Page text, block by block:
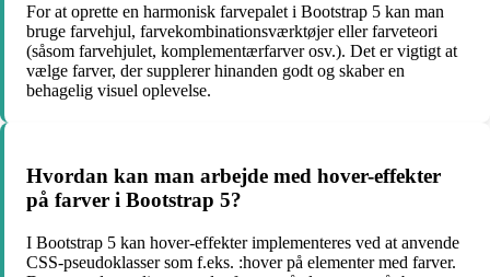
For at oprette en harmonisk farvepalet i Bootstrap 5 kan man
bruge farvehjul, farvekombinationsværktøjer eller farveteori
(såsom farvehjulet, komplementærfarver osv.). Det er vigtigt at
vælge farver, der supplerer hinanden godt og skaber en
behagelig visuel oplevelse.
Hvordan kan man arbejde med hover-effekter
på farver i Bootstrap 5?
I Bootstrap 5 kan hover-effekter implementeres ved at anvende
CSS-pseudoklasser som f.eks. :hover på elementer med farver.